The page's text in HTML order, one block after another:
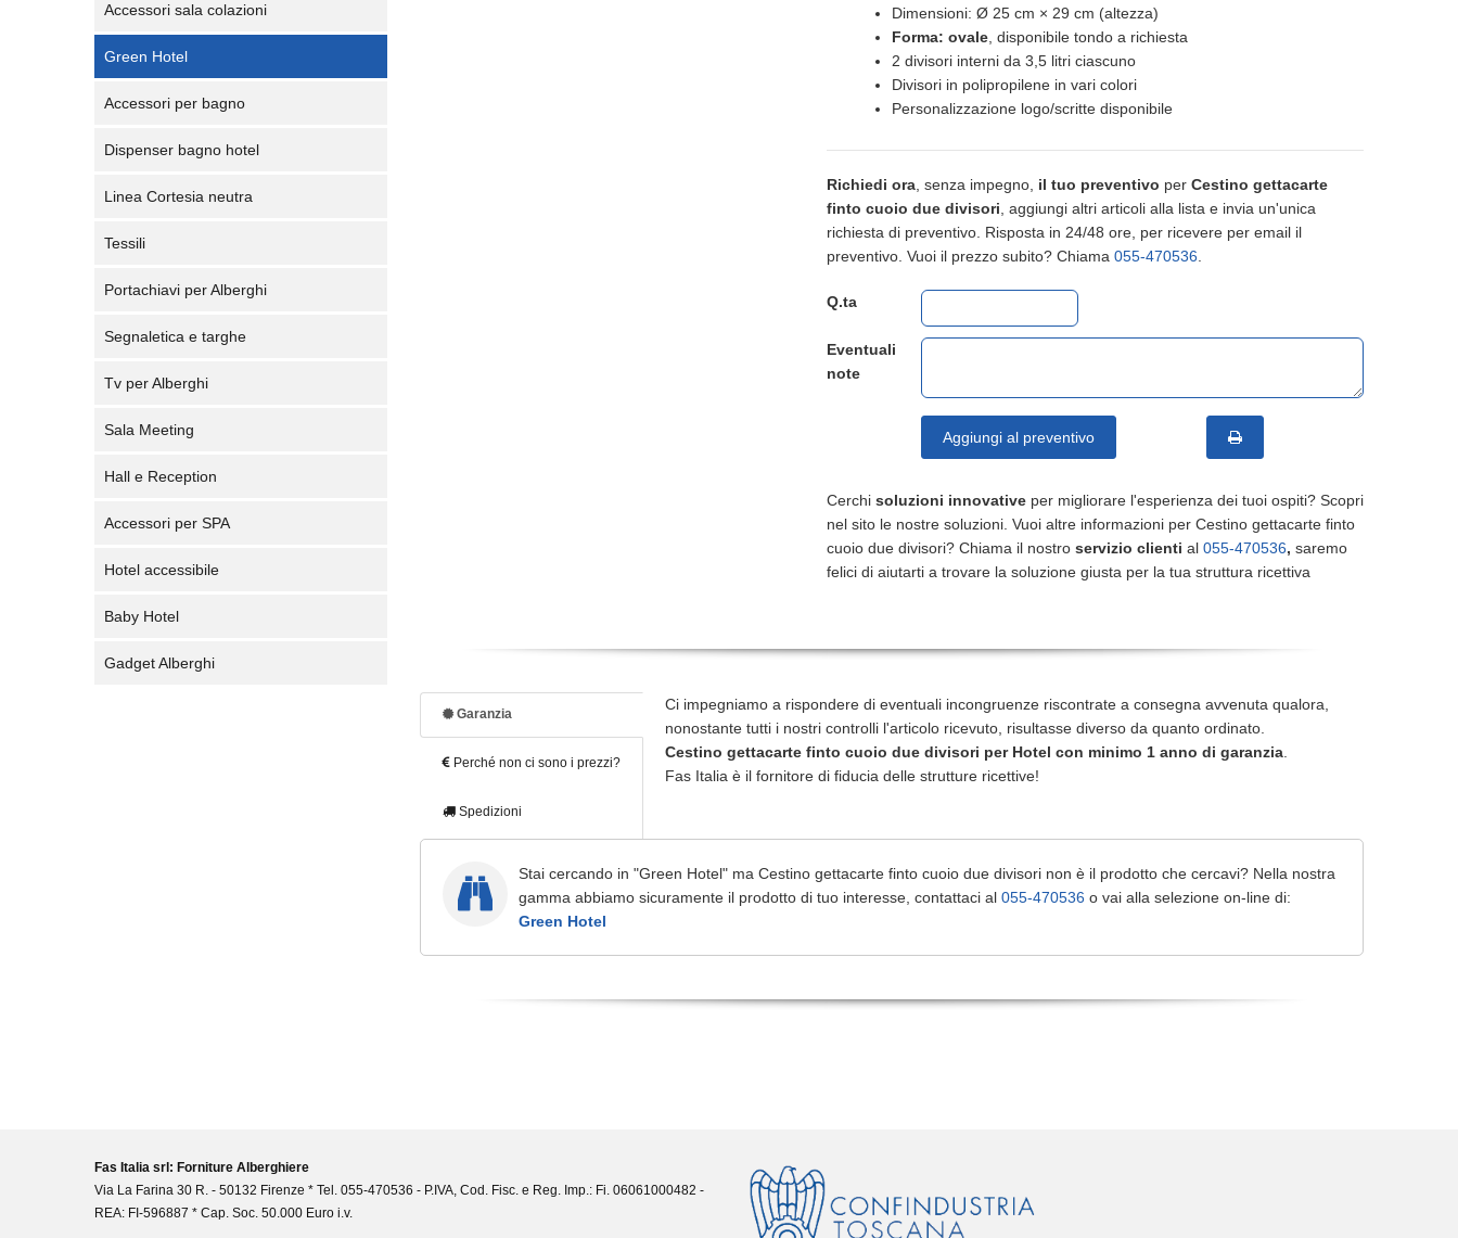
Accessori sala colazioni
Green Hotel
Accessori per bagno
Dispenser bagno hotel
Linea Cortesia neutra
Tessili
Portachiavi per Alberghi
Segnaletica e targhe
Tv per Alberghi
Sala Meeting
Hall e Reception
Accessori per SPA
Hotel accessibile
Baby Hotel
Gadget Alberghi
Dimensioni: Ø 25 cm × 29 cm (altezza)
Forma: ovale , disponibile tondo a richiesta
2 divisori interni da 3,5 litri ciascuno
Divisori in polipropilene in vari colori
Personalizzazione logo/scritte disponibile
Richiedi ora , senza impegno, il tuo preventivo per Cestino gettacarte
finto cuoio due divisori , aggiungi altri articoli alla lista e invia un'unica
richiesta di preventivo. Risposta in 24/48 ore, per ricevere per email il
preventivo. Vuoi il prezzo subito? Chiama 055-470536
Q.ta
Eventuali
note
Aggiungi al preventivo
Cerchi soluzioni innovative per migliorare l'esperienza dei tuoi ospiti? Scopri
nel sito le nostre soluzioni. Vuoi altre informazioni per Cestino gettacarte finto
cuoio due divisori? Chiama il nostro servizio clienti al 055-470536, saremo
felici di aiutarti a trovare la soluzione giusta per la tua struttura ricettiva
Garanzia
Perché non ci sono i prezzi?
Spedizioni
Ci impegniamo a rispondere di eventuali incongruenze riscontrate a consegna avvenuta qualora,
nonostante tutti i nostri controlli l'articolo ricevuto, risultasse diverso da quanto ordinato.
Cestino gettacarte finto cuoio due divisori per Hotel con minimo 1 anno di garanzia
Fas Italia è il fornitore di fiducia delle strutture ricettive!
Stai cercando in "Green Hotel" ma Cestino gettacarte finto cuoio due divisori non è il prodotto che cercavi? Nella nostra
gamma abbiamo sicuramente il prodotto di tuo interesse, contattaci al 055-470536 o vai alla selezione on-line di:
Green Hotel
Fas Italia srl: Forniture Alberghiere
Via La Farina 30 R. - 50132 Firenze * Tel. 055-470536 - P.IVA, Cod. Fisc. e Reg. Imp.: Fi. 06061000482 -
REA: FI-596887 * Cap. Soc. 50.000 Euro i.v.